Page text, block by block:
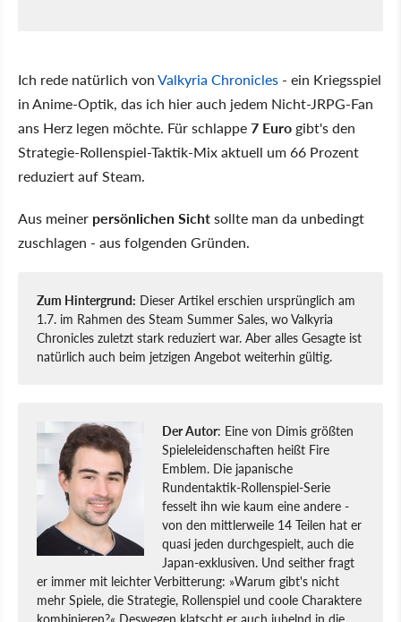
Ich rede natürlich vonValkyria Chronicles - ein Kriegsspiel
in Anime-Optik, das ich hier auch jedem Nicht-JRPG-Fan
ans Herz legen möchte. Für schlappe7 Euro gibt's den
Strategie-Rollenspiel-Taktik-Mix aktuell um 66 Prozent
reduziert auf Steam.
Aus meiner persönlichen Sichtsollte man da unbedingt
zuschlagen - aus folgenden Gründen.
Zum Hintergrund: Dieser Artikel erschien ursprünglich am
1.7. im Rahmen des Steam Summer Sales, wo Valkyria
Chronicles zuletzt stark reduziert war. Aber alles Gesagte ist
natürlich auch beim jetzigen Angebot weiterhin gültig.
Der Autor: Eine von Dimis größten
Spieleleidenschaften heißt Fire
Emblem. Die japanische
Rundentaktik-Rollenspiel-Serie
fesselt ihn wie kaum eine andere -
von den mittlerweile 14 Teilen hat er
quasi jeden durchgespielt, auch die
Japan-exklusiven. Und seither fragt
er immer mit leichter Verbitterung: »Warum gibt's nicht
mehr Spiele, die Strategie, Rollenspiel und coole Charaktere